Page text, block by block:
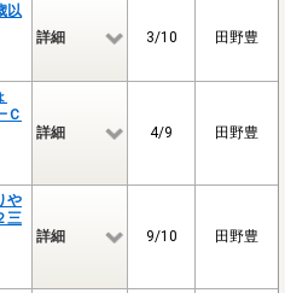
以
詳細 3/10 田野豊
Ｃ
詳細 4/9 田野豊
や
三
詳細 9/10 田野豊